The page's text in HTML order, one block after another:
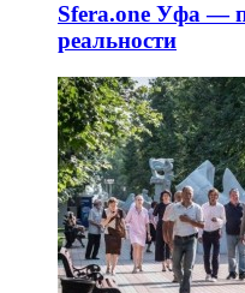
Sfera.one Уфа —
реальности